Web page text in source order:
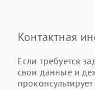
Контактная
Если требуется
свои данные и